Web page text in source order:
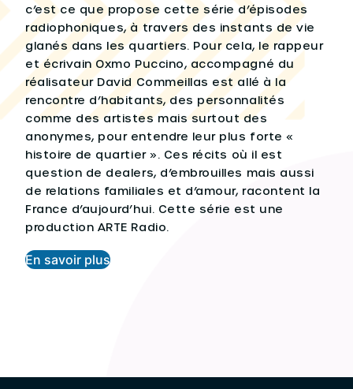
c’est ce que propose cette série d’épisodes
radiophoniques, à travers des instants de vie
glanés dans les quartiers. Pour cela, le rappeur
et écrivain Oxmo Puccino, accompagné du
réalisateur David Commeillas est allé à la
rencontre d’habitants, des personnalités
comme des artistes mais surtout des
anonymes, pour entendre leur plus forte «
histoire de quartier ». Ces récits où il est
question de dealers, d’embrouilles mais aussi
de relations familiales et d’amour, racontent la
France d’aujourd’hui. Cette série est une
production ARTE Radio.
En savoir plus